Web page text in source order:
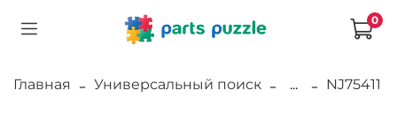
0
Главная Универсальный поиск ... NJ75411